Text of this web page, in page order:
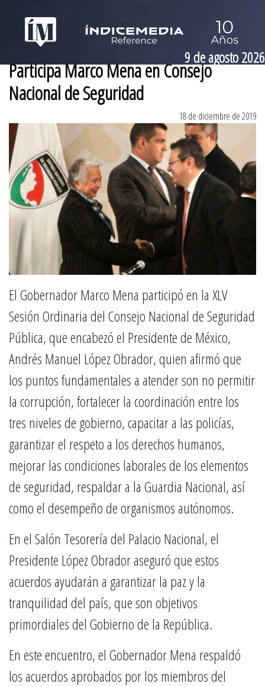
9 de agosto 2026
Participa Marco Mena en Consejo
Nacional de Seguridad
18 de diciembre de 2019
El Gobernador Marco Mena participó en la XLV
Sesión Ordinaria del Consejo Nacional de Seguridad
Pública, que encabezó el Presidente de México,
Andrés Manuel López Obrador, quien afirmó que
los puntos fundamentales a atender son no permitir
la corrupción, fortalecer la coordinación entre los
tres niveles de gobierno, capacitar a las policías,
garantizar el respeto a los derechos humanos,
mejorar las condiciones laborales de los elementos
de seguridad, respaldar a la Guardia Nacional, así
como el desempeño de organismos autónomos.
En el Salón Tesorería del Palacio Nacional, el
Presidente López Obrador aseguró que estos
acuerdos ayudarán a garantizar la paz y la
tranquilidad del país, que son objetivos
primordiales del Gobierno de la República.
En este encuentro, el Gobernador Mena respaldó
los acuerdos aprobados por los miembros del